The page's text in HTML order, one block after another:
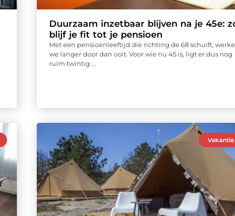
Duurzaam inzetbaar blijven na je 45e:
blijf je fit tot je pensioen
Met een pensioenleeftijd die richting de 68 schuift,
we langer door dan ooit. Voor wie nu 45 is, ligt er dus nog
ruim twintig ...
Vakantie